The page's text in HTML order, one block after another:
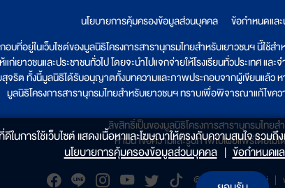
นโยบายการคุ้มครองข้อมูลส่วนบุคคล
ข้อกำหนดแล
บที่อยู่ในเว็บไซต์ของมูลนิธิโครงการสารานุกรมไทยสำหรับเยาวชนฯ นี้ใ
แก่เยาวชนและประชาชนทั่วไป โดยจะนำไปแจกจ่ายให้โรงเรียนทั่วประเท
สุจริต ทั้งนี้มูลนิธิได้รับอนุญาตทั้งบทความและภาพประกอบจากผู้เขียนแล้ว ห
มูลนิธิโครงการสารานุกรมไทยสำหรับเยาวชนฯ ทราบเพื่อพิจารณาแก้ไขค
ลิขสิทธิ์เป็นของมูลนิธิโครงการสารานุกรมไทยส
ห้ามนำข้อความและรูปภาพไปเผยแพร่โดยไ
@saranukromthai |
นการใช้เว็บไซต์ แสดงเนื้อหาและโฆษณาให้ตรงกับความสนใจ รวมถึง
นโยบายการคุ้มครองข้อมูลส่วนบุคคล | ข้อกำหนดแ